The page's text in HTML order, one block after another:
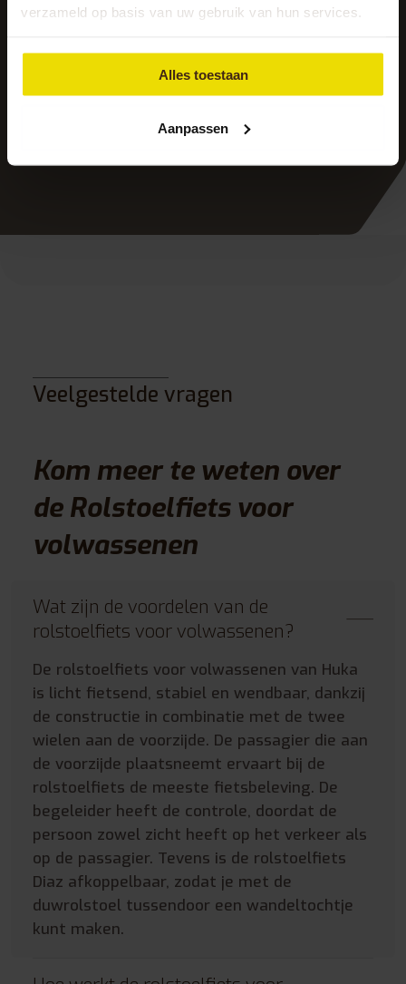
verzameld op basis van uw gebruik van hun services.
Alles toestaan
Aanpassen
Veelgestelde vragen
Kom meer te weten over
de Rolstoelfiets voor
volwassenen
Wat zijn de voordelen van de
rolstoelfiets voor volwassenen?
De rolstoelfiets voor volwassenen van Huka
is licht fietsend, stabiel en wendbaar, dankzij
de constructie in combinatie met de twee
wielen aan de voorzijde. De passagier die aan
de voorzijde plaatsneemt ervaart bij de
rolstoelfiets de meeste fietsbeleving. De
begeleider heeft de controle, doordat de
persoon zowel zicht heeft op het verkeer als
op de passagier. Tevens is de rolstoelfiets
Diaz afkoppelbaar, zodat je met de
duwrolstoel tussendoor een wandeltochtje
kunt maken.